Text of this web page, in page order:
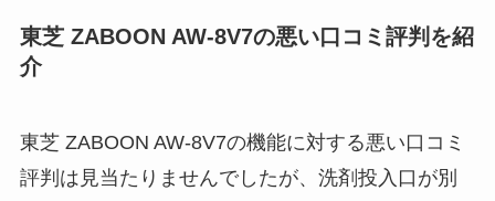
東芝 ZABOON AW-8V7の悪い口コミ評判を紹
介
東芝 ZABOON AW-8V7の機能に対する悪い口コミ
評判は見当たりませんでしたが、洗剤投入口が別